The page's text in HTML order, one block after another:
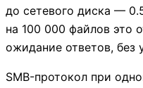
до сетевого диска —
на 100 000 файлов это
ожидание ответов, без
SMB-протокол при